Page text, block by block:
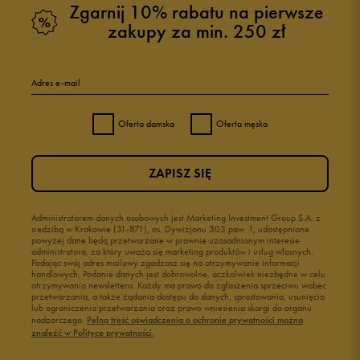
Zgarnij 10% rabatu na pierwsze
zakupy za min. 250 zł
Adres e-mail
Oferta damska Oferta męska
Administratorem danych osobowych jest Marketing Investment Group S.A. z
siedzibą w Krakowie (31-871), os. Dywizjonu 303 paw. 1, udostępnione
powyżej dane będą przetwarzane w prawnie uzasadnionym interesie
administratora, za który uważa się marketing produktów i usług własnych.
Podając swój adres mailowy zgadzasz się na otrzymywanie informacji
handlowych. Podanie danych jest dobrowolne, aczkolwiek niezbędne w celu
otrzymywania newslettera. Każdy ma prawo do zgłoszenia sprzeciwu wobec
przetwarzania, a także żądania dostępu do danych, sprostowania, usunięcia
lub ograniczenia przetwarzania oraz prawo wniesienia skargi do organu
nadzorczego. Pełną treść oświadczenia o ochronie prywatności można
znaleźć w Polityce prywatności.
ZAPISZ SIĘ